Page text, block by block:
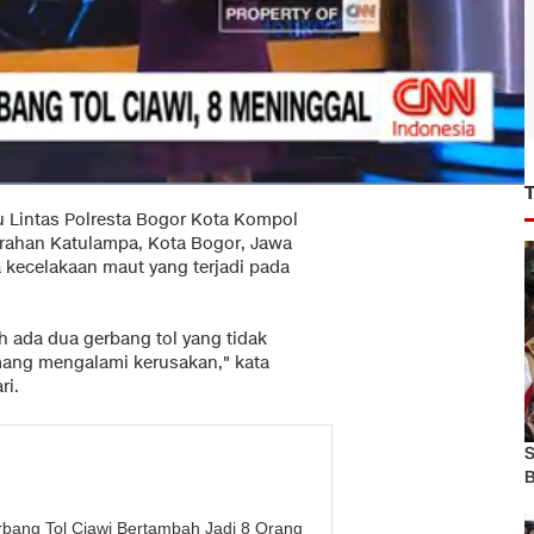
Lintas Polresta Bogor Kota Kompol
Katulampa, Kota Bogor, Jawa
maut yang terjadi pada
ada dua gerbang tol yang tidak
mengalami kerusakan," kata
Tol Ciawi Bertambah Jadi 8 Orang